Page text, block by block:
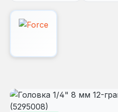
Пропустить галерею